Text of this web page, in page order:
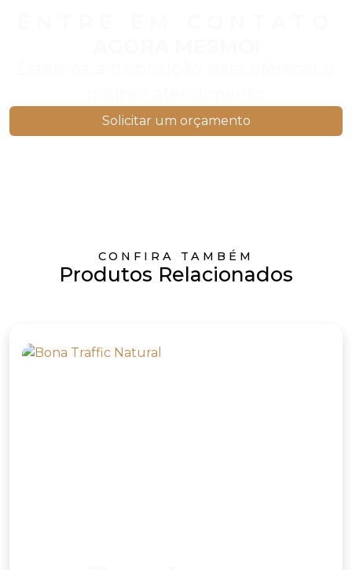
Solicitar um orçamento
CONFIRA TAMBÉM
Produtos Relacionados